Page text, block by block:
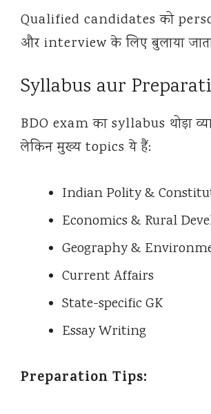
Qualified candidates को
और interview के लिए बुलाया
Syllabus aur
BDO exam का syllabus थोड़ा
लेकिन मुख्य topics ये हैं:
Indian Polity &
Economics & Rural
Geography &
Current Affairs
State-specific GK
Essay Writing
Preparation Tips: